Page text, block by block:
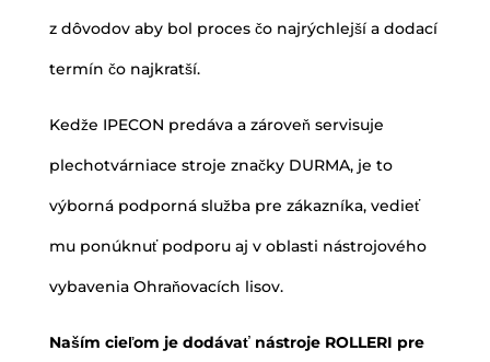
z dôvodov aby bol proces čo najrýchlejší a dodací
termín čo najkratší.
Kedže IPECON predáva a zároveň servisuje
plechotvárniace stroje značky DURMA, je to
výborná podporná služba pre zákazníka, vedieť
mu ponúknuť podporu aj v oblasti nástrojového
vybavenia Ohraňovacích lisov.
Naším cieľom je dodávať nástroje ROLLERI pre